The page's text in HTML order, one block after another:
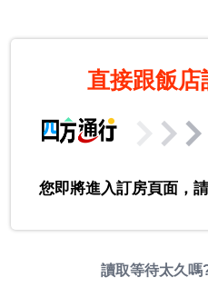
直接跟飯店
您即將進入訂房頁面，
讀取等待太久嗎